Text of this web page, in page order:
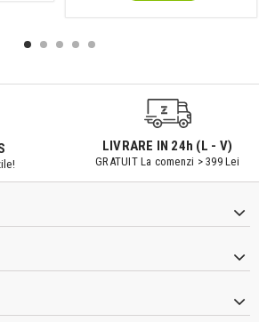
LIVRARE IN 24h (L - V)
GRATUIT La comenzi > 399 Lei